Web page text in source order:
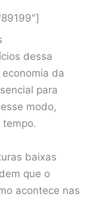
dessa
da
para
modo,
tempo.
baixas
que o
acontece nas